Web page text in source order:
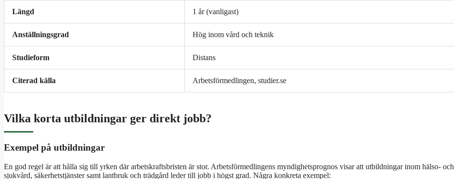
Längd 1 år (vanligast)
Anställningsgrad Hög inom vård och teknik
Studieform Distans
Citerad källa Arbetsförmedlingen, studier.se
Vilka korta utbildningar ger direkt jobb?
Exempel på utbildningar
En god regel är att hålla sig till yrken där arbetskraftsbristen är stor. Arbetsförmedlingens myndighetsprognos visar att utbildningar inom hälso- och
sjukvård, säkerhetstjänster samt lantbruk och trädgård leder till jobb i högst grad. Några konkreta exempel: